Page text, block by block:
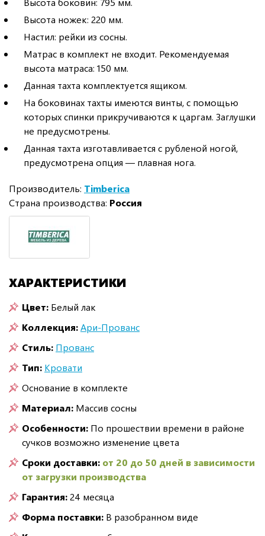
Высота ножек: 220 мм.
Настил: рейки из сосны.
Матрас в комплект не входит. Рекомендуемая
высота матраса: 150 мм.
Данная тахта комплектуется ящиком.
На боковинах тахты имеются винты, с помощью
которых спинки прикручиваются к царгам. Заглушки
не предусмотрены.
Данная тахта изготавливается с рубленой ногой,
предусмотрена опция — плавная нога.
Производитель: Timberica
Страна производства: Россия
ХАРАКТЕРИСТИКИ
Цвет: Белый лак
Коллекция:Ари-Прованс
Стиль: Прованс
Тип: Кровати
Основание в комплекте
Материал: Массив сосны
Особенности: По прошествии времени в районе
сучков возможно изменение цвета
Сроки доставки: от 20 до 50 дней в зависимости
от загрузки производства
Гарантия:24 месяца
Форма поставки: В разобранном виде